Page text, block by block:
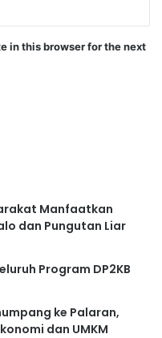
in this browser for the next
Manfaatkan
dan Pungutan Liar
Program DP2KB
ke Palaran,
dan UMKM